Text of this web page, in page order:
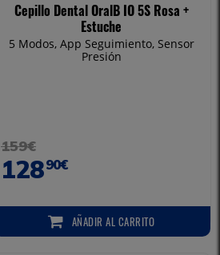
Cepillo Dental OralB IO 5S Rosa +
Estuche
5 Modos, App Seguimiento, Sensor
Presión
159€
12890€
AÑADIRAL CARRITO